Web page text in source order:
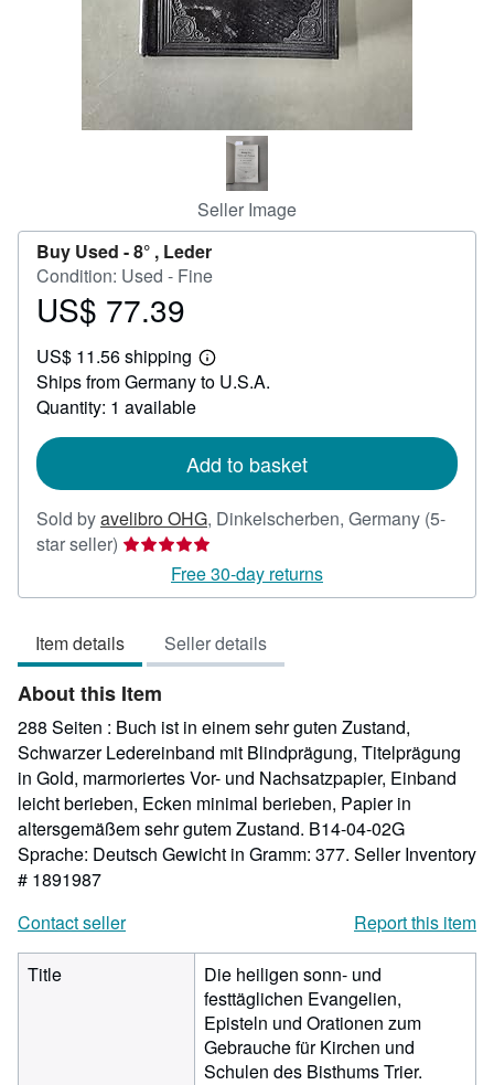
Seller Image
Buy Used -8° , Leder
Condition: Used - Fine
Price
77.39
US$ 77.39
US$ 11.56 shipping
Learn
more
Ships from Germany to U.S.A.
Quantity: 1 available
Add to basket
Sold byavelibro OHG, Dinkelscherben, Germany (5-
star seller) Seller
5
of
5
stars
Free 30-day returns
Item details Seller details
About this Item
288 Seiten : Buch ist in einem sehr guten Zustand,
Schwarzer Ledereinband mit Blindprägung, Titelprägung
in Gold, marmoriertes Vor- und Nachsatzpapier, Einband
leicht berieben, Ecken minimal berieben, Papier in
altersgemäßem sehr gutem Zustand. B14-04-02G
Sprache: Deutsch Gewicht in Gramm: 377. Seller Inventory
# 1891987
Contact seller
Report this item
Title
Die heiligen sonn- und
festtäglichen Evangelien,
Episteln und Orationen zum
Gebrauche für Kirchen und
Schulen des Bisthums Trier.